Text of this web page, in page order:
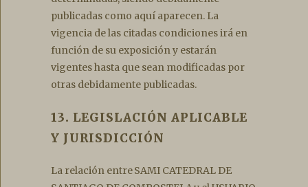
publicadas como aquí aparecen. La
vigencia de las citadas condiciones irá en
función de su exposición y estarán
vigentes hasta que sean modificadas por
otras debidamente publicadas.
13. LEGISLACIÓN APLICABLE
Y JURISDICCIÓN
La relación entre SAMI CATEDRAL DE